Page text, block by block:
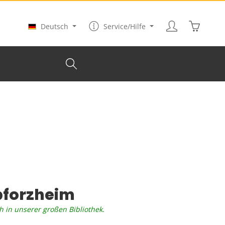
Deutsch Service/Hilfe
in unserer großen Bibliothek.